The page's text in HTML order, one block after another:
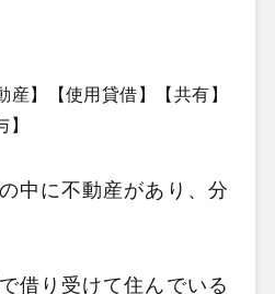
産】【使用貸借】【共有】
】
中に不動産があり、分
借り受けて住んでいる